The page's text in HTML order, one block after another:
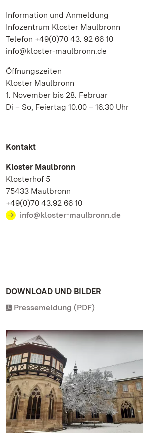
Information und Anmeldung
Infozentrum Kloster Maulbronn
Telefon +49(0)70 43. 92 66 10
info@kloster-maulbronn.de
Öffnungszeiten
Kloster Maulbronn
1. November bis 28. Februar
Di – So, Feiertag 10.00 – 16.30 Uhr
Kontakt
Kloster Maulbronn
Klosterhof 5
75433 Maulbronn
+49(0)70 43.92 66 10
info@kloster-maulbronn.de
DOWNLOAD UND BILDER
Pressemeldung (PDF)